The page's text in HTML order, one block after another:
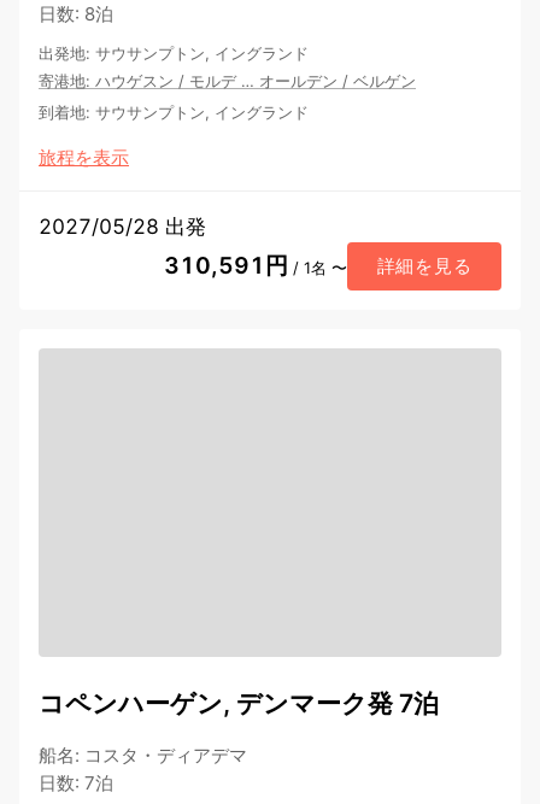
日数: 8泊
出発地: サウサンプトン, イングランド
寄港地: ハウゲスン / モルデ… オールデン / ベルゲン
到着地: サウサンプトン, イングランド
旅程を表示
2027/05/28 出発
310,591円 / 1名 〜 詳細を見る
コペンハーゲン, デンマーク発 7泊
船名: コスタ・ディアデマ
日数: 7泊